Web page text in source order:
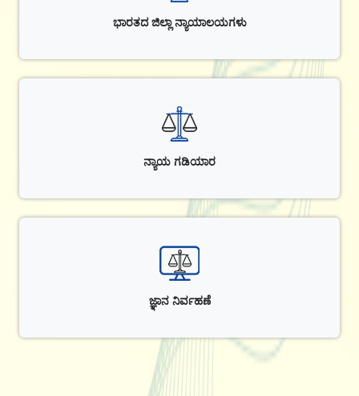
ಭಾರತದ ಜಿಲ್ಲಾ ನ್ಯಾಯಾಲಯಗಳು
ನ್ಯಾಯ ಗಡಿಯಾರ
ಜ್ಞಾನ ನಿರ್ವಹಣೆ